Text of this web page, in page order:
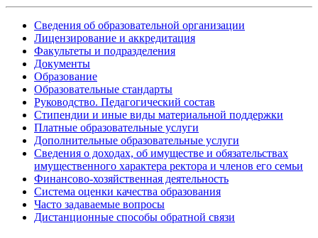
Сведения об образовательной организации
Лицензирование и аккредитация
Факультеты и подразделения
Документы
Образование
Образовательные стандарты
Руководство. Педагогический состав
Стипендии и иные виды материальной поддержки
Платные образовательные услуги
Дополнительные образовательные услуги
Сведения о доходах, об имуществе и обязательствах
имущественного характера ректора и членов его семьи
Финансово-хозяйственная деятельность
Система оценки качества образования
Часто задаваемые вопросы
Дистанционные способы обратной связи